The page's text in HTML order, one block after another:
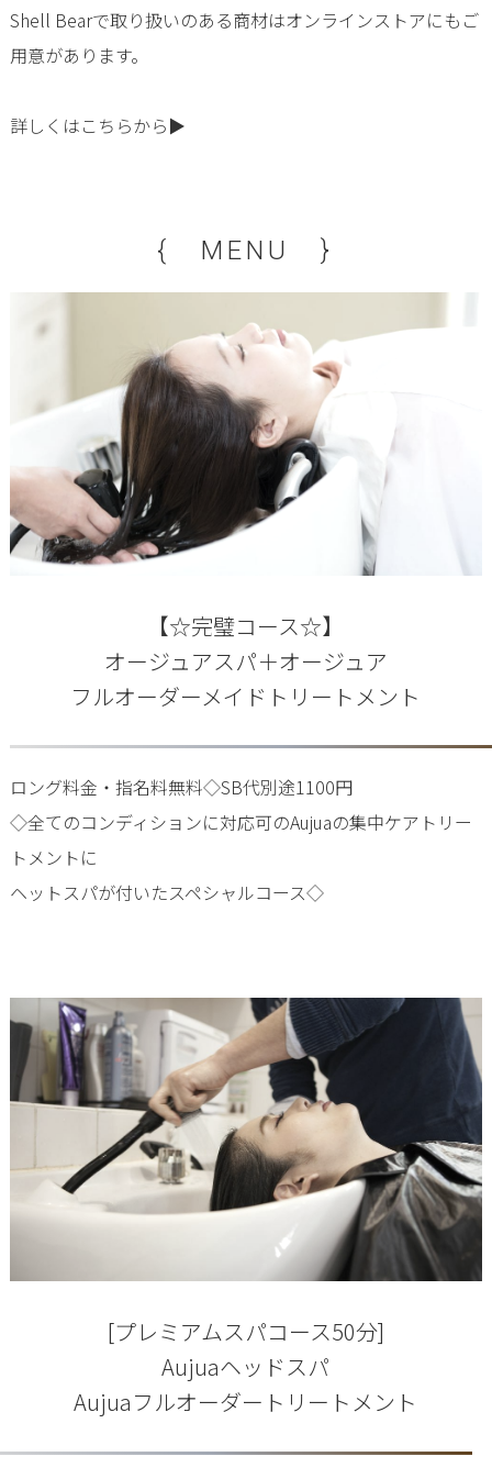
Shell Bearで取り扱いのある商材はオンラインストアにもご
用意があります。
詳しくはこちらから▶
{ MENU }
【☆完璧コース☆】
オージュアスパ＋オージュア
フルオーダーメイドトリートメント
ロング料金・指名料無料◇SB代別途1100円
◇全てのコンディションに対応可のAujuaの集中ケアトリー
トメントに
ヘットスパが付いたスペシャルコース◇
[プレミアムスパコース50分]
Aujuaヘッドスパ
Aujuaフルオーダートリートメント